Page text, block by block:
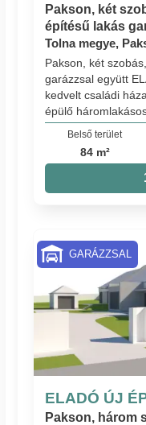
Pakson, két
építésű lakás
Tolna megye,
Pakson, két
garázzsal együtt
kedvelt családi
épülő
Belső terület
84 m²
ELADÓ ÚJ
Pakson, három
GARÁZZSAL